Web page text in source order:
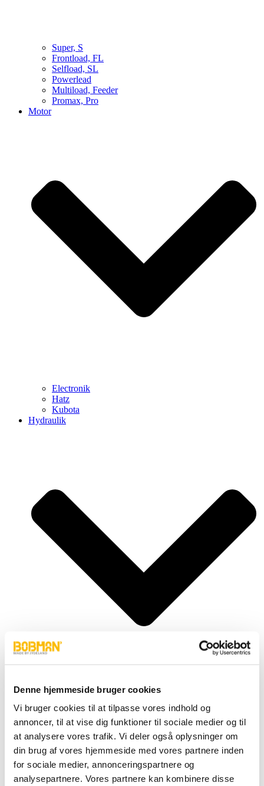
Denne hjemmeside bruger cookies
Vi bruger cookies til at tilpasse vores indhold og
annoncer, til at vise dig funktioner til sociale medier og til
at analysere vores trafik. Vi deler også oplysninger om
din brug af vores hjemmeside med vores partnere inden
for sociale medier, annonceringspartnere og
analysepartnere. Vores partnere kan kombinere disse
Super, S
Frontload, FL
Selfload, SL
Powerlead
Multiload, Feeder
Promax, Pro
Motor
Electronik
Hatz
Kubota
Hydraulik
Fittings
Motor
Pumper
Slanger
Ventiler
Hjul & Dæk
Elektronik & Transmission
Karosseri & Beslag mm.